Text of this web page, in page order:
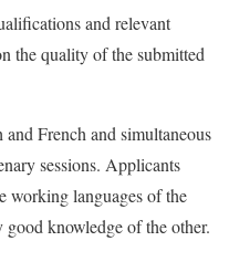
and relevant
the quality of the submitted
French and simultaneous
sessions. Applicants
working languages of the
knowledge of the other.